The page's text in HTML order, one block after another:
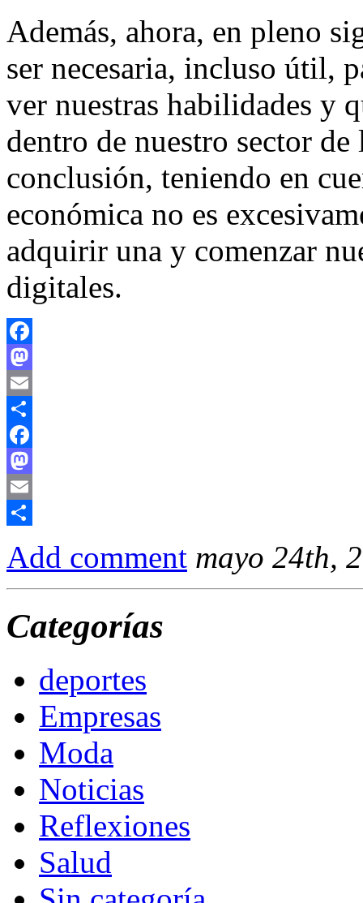
Además, ahora, en pleno
ser necesaria, incluso útil,
ver nuestras habilidades y
dentro de nuestro sector
conclusión, teniendo en
económica no es
adquirir una y comenzar
digitales.
Facebook
Mastodon
Email
Compartir
Facebook
Mastodon
Email
Add comment mayo 24th,
Categorías
deportes
Empresas
Moda
Noticias
Reflexiones
Salud